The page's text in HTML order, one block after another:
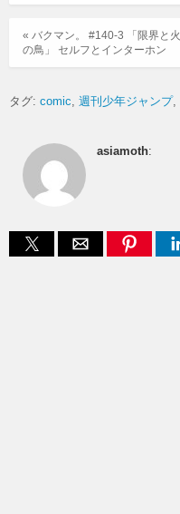
« バクマン。 #140-3 「限界と火
の鳥」 セルフとインターホン
タグ: comic 週刊少年ジャンプ
asiamoth: